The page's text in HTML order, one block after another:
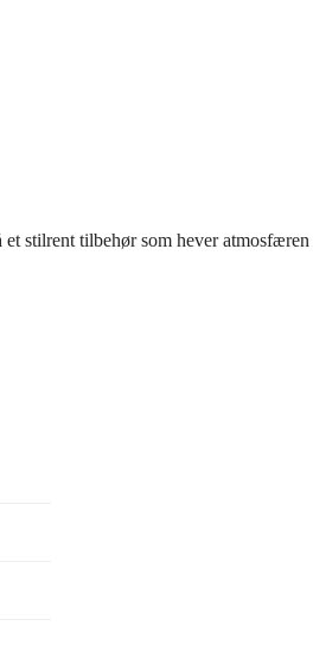
stilrent tilbehør som hever